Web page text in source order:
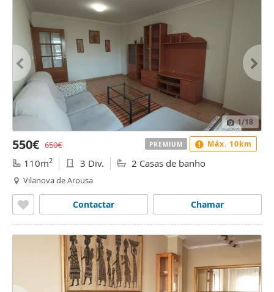
1/18
550€ 650€
110m2 3 Div. 2 Casas de banho
Vilanova de Arousa
Chamar
Contactar
PREMIUM Máx. 10km